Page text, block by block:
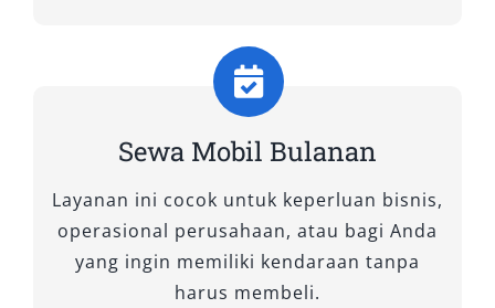
Sewa Mobil Bulanan
Layanan ini cocok untuk keperluan bisnis,
operasional perusahaan, atau bagi Anda
yang ingin memiliki kendaraan tanpa
harus membeli.